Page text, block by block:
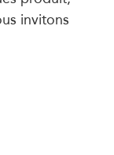
invitons